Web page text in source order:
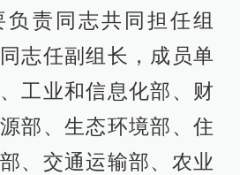
责同志共同担任组
志任副组长，成员单
工业和信息化部、财
部、生态环境部、住
、交通运输部、农业